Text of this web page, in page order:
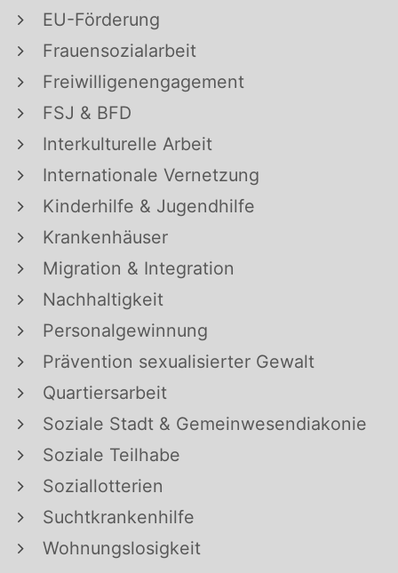
EU-Förderung
Frauensozialarbeit
Freiwilligenengagement
FSJ & BFD
Interkulturelle Arbeit
Internationale Vernetzung
Kinderhilfe & Jugendhilfe
Krankenhäuser
Migration & Integration
Nachhaltigkeit
Personalgewinnung
Prävention sexualisierter Gewalt
Quartiersarbeit
Soziale Stadt & Gemeinwesendiakonie
Soziale Teilhabe
Soziallotterien
Suchtkrankenhilfe
Wohnungslosigkeit